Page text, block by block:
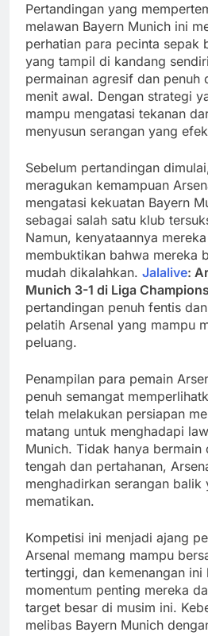
Pertandingan yang
melawan Bayern Munich ini
perhatian para pecinta sepak
yang tampil di kandang
permainan agresif dan penuh
menit awal. Dengan strategi
mampu mengatasi tekanan
menyusun serangan yang
Sebelum pertandingan
meragukan kemampuan
mengatasi kekuatan Bayern
sebagai salah satu klub
Namun, kenyataannya
membuktikan bahwa mereka
mudah dikalahkan. Jalalive:
Munich 3-1 di Liga
pertandingan penuh fentis
pelatih Arsenal yang mampu
peluang.
Penampilan para pemain
penuh semangat
telah melakukan persiapan
matang untuk menghadapi
Munich. Tidak hanya bermain
tengah dan pertahanan,
menghadirkan serangan balik
mematikan.
Kompetisi ini menjadi ajang
Arsenal memang mampu
tertinggi, dan kemenangan ini
momentum penting mereka
target besar di musim ini.
melibas Bayern Munich